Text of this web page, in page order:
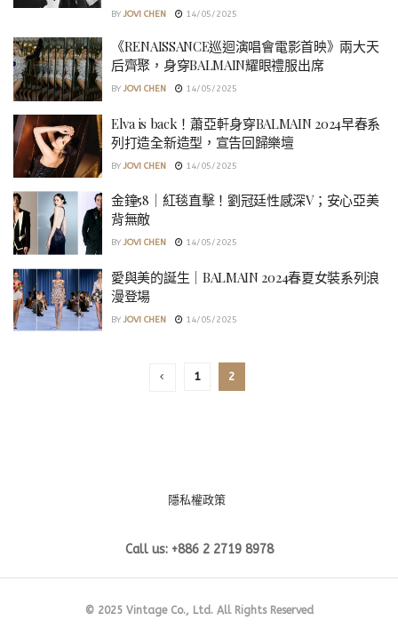
BY JOVI CHEN 14/05/2025
《RENAISSANCE巡迴演唱會電影首映》兩大天
后齊聚，身穿BALMAIN耀眼禮服出席
BY JOVI CHEN 14/05/2025
Elva is back！蕭亞軒身穿BALMAIN 2024早春系
列打造全新造型，宣告回歸樂壇
BY JOVI CHEN 14/05/2025
金鐘58｜紅毯直擊！劉冠廷性感深V；安心亞美
背無敵
BY JOVI CHEN 14/05/2025
愛與美的誕生｜BALMAIN 2024春夏女裝系列浪
漫登場
BY JOVI CHEN 14/05/2025
1 2
隱私權政策
Call us: +886 2 2719 8978
© 2025 Vintage Co., Ltd. All Rights Reserved